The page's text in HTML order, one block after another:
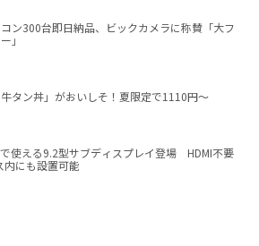
ン300台即日納品、ビックカメラに称賛「大フ
」
牛タン丼」がおいしそ！夏限定で1110円～
使える9.2型サブディスプレイ登場 HDMI不要
内にも設置可能